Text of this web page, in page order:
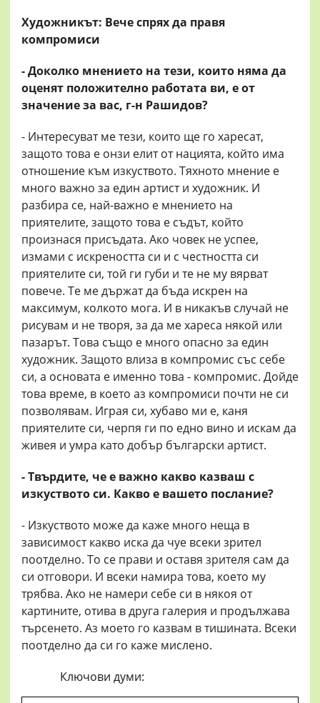
Художникът: Вече спрях да правя
компромиси
- Доколко мнението на тези, които няма да
оценят положително работата ви, е от
значение за вас, г-н Рашидов?
- Интересуват ме тези, които ще го харесат,
защото това е онзи елит от нацията, който има
отношение към изкуството. Тяхното мнение е
много важно за един артист и художник. И
разбира се, най-важно е мнението на
приятелите, защото това е съдът, който
произнася присъдата. Ако човек не успее,
измами с искреността си и с честността си
приятелите си, той ги губи и те не му вярват
повече. Те ме държат да бъда искрен на
максимум, колкото мога. И в никакъв случай не
рисувам и не творя, за да ме хареса някой или
пазарът. Това също е много опасно за един
художник. Защото влиза в компромис със себе
си, а основата е именно това - компромис. Дойде
това време, в което аз компромиси почти не си
позволявам. Играя си, хубаво ми е, каня
приятелите си, черпя ги по едно вино и искам да
живея и умра като добър български артист.
- Твърдите, че е важно какво казваш с
изкуството си. Какво е вашето послание?
- Изкуството може да каже много неща в
зависимост какво иска да чуе всеки зрител
поотделно. То се прави и оставя зрителя сам да
си отговори. И всеки намира това, което му
трябва. Ако не намери себе си в някоя от
картините, отива в друга галерия и продължава
търсенето. Аз моето го казвам в тишината. Всеки
поотделно да си го каже мислено.
Ключови думи: